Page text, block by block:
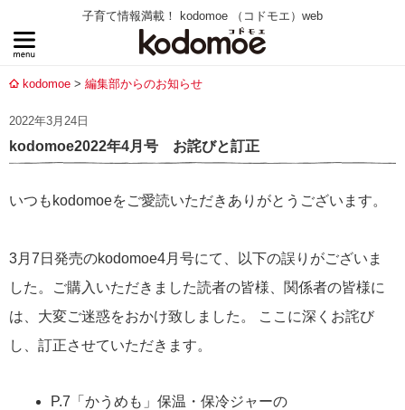
子育て情報満載！ kodomoe （コドモエ）web
kodomoe 編集部からのお知らせ
2022年3月24日
kodomoe2022年4月号 お詫びと訂正
いつもkodomoeをご愛読いただきありがとうございます。
3月7日発売のkodomoe4月号にて、以下の誤りがございま
した。ご購入いただきました読者の皆様、関係者の皆様に
は、大変ご迷惑をおかけ致しました。 ここに深くお詫び
し、訂正させていただきます。
P.7「かうめも」保温・保冷ジャーの